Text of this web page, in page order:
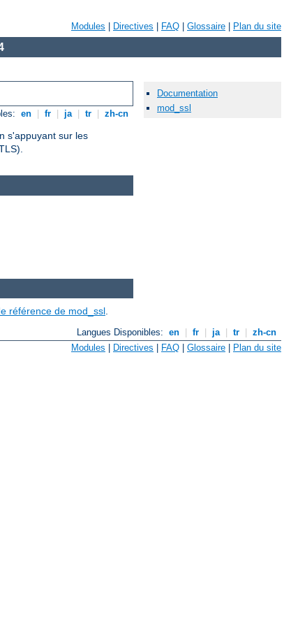
Modules Directives FAQ Glossaire Plan du site
en fr ja tr zh-cn
s'appuyant sur les
Documentation
mod_ssl
référence de mod_ssl
Langues Disponibles: en fr ja tr
zh-cn
Modules Directives FAQ Glossaire Plan du site